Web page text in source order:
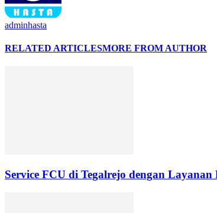
adminhasta
RELATED ARTICLESMORE FROM AUTHOR
Service FCU di Tegalrejo dengan